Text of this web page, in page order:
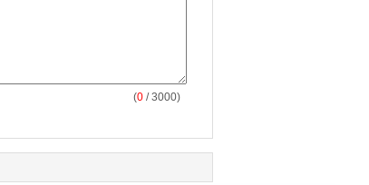
(0 / 3000)